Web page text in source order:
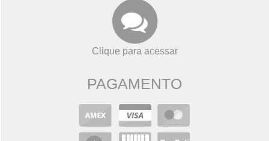
Clique para acessar
PAGAMENTO